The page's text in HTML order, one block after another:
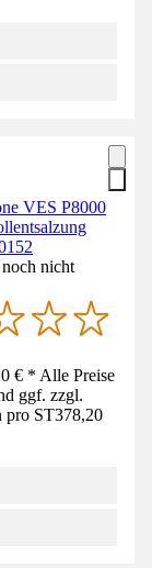
VES P8000
nicht
€ * Alle Preise
ggf. zzgl.
pro ST378,20